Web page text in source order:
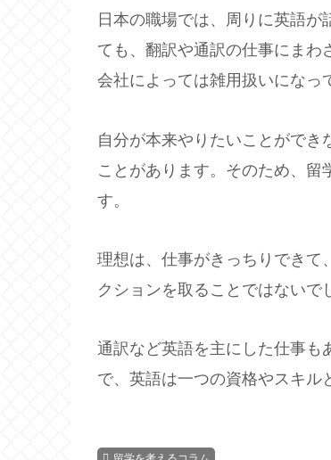
日本の職場では、周りに英語
ても、翻訳や通訳の仕事にまわ
会社によっては雑用扱いになっ
自分が本来やりたいことができ
ことがあります。そのため、留
す。
理想は、仕事がきっちりできて
クションを取ることではないで
通訳など英語を主にした仕事も
で、英語は一つの資格やスキル